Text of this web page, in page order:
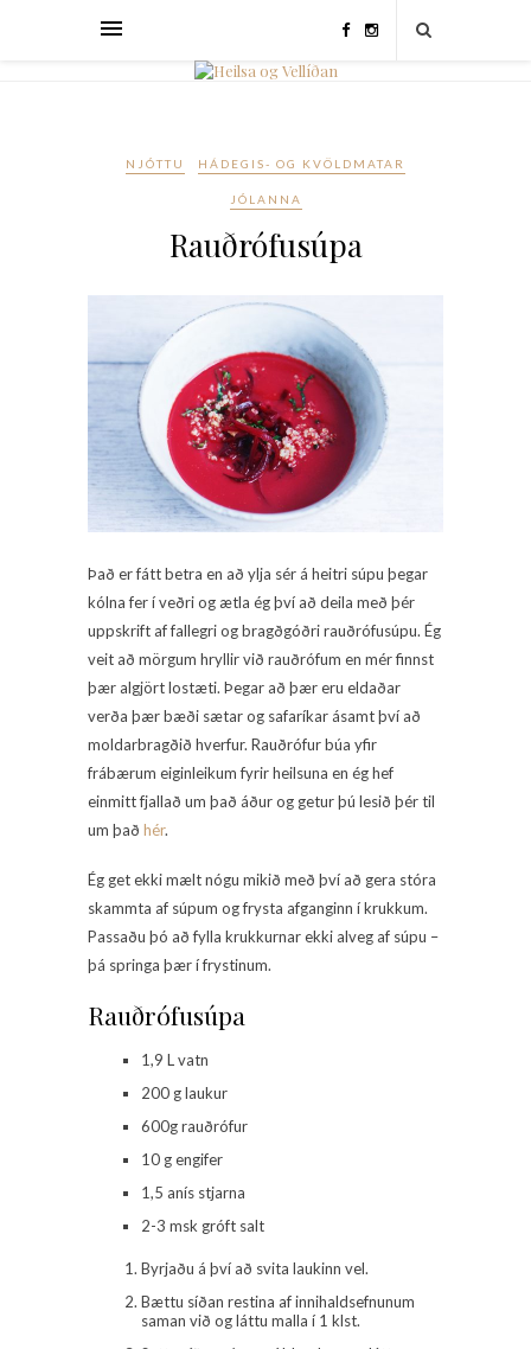
NJÓTTU HÁDEGIS- OG KVÖLDMATAR
JÓLANNA
Rauðrófusúpa
Það er fátt betra en að ylja sér á heitri súpu þegar
kólna fer í veðri og ætla ég því að deila með þér
uppskrift af fallegri og bragðgóðri rauðrófusúpu. Ég
veit að mörgum hryllir við rauðrófum en mér finnst
þær algjört lostæti. Þegar að þær eru eldaðar
verða þær bæði sætar og safaríkar ásamt því að
moldarbragðið hverfur. Rauðrófur búa yfir
frábærum eiginleikum fyrir heilsuna en ég hef
einmitt fjallað um það áður og getur þú lesið þér til
um það hér.
Ég get ekki mælt nógu mikið með því að gera stóra
skammta af súpum og frysta afganginn í krukkum.
Passaðu þó að fylla krukkurnar ekki alveg af súpu –
þá springa þær í frystinum.
Rauðrófusúpa
1,9 L vatn
200 g laukur
600g rauðrófur
10 g engifer
1,5 anís stjarna
2-3 msk gróft salt
Byrjaðu á því að svita laukinn vel.
Bættu síðan restina af innihaldsefnunum
saman við og láttu malla í 1 klst.